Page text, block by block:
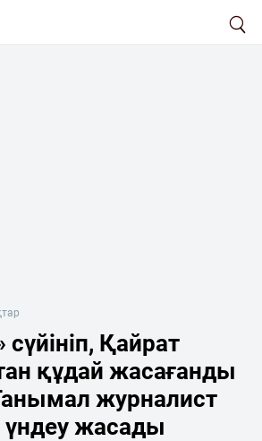
Қайрат
құдай жасағанды
журналист
үндеу жасады